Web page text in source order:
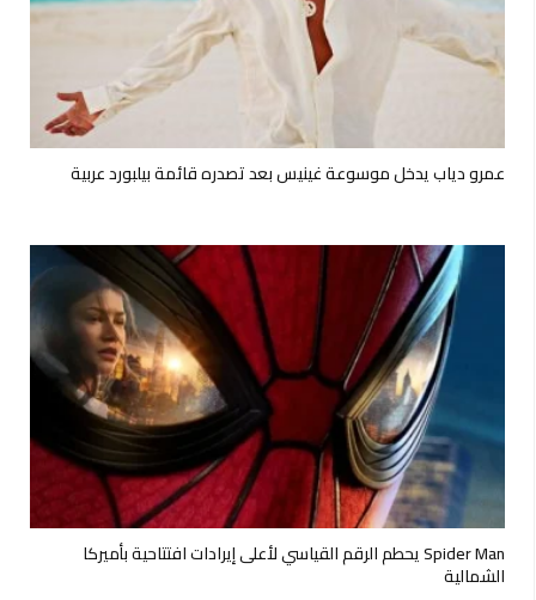
عمرو دياب يدخل موسوعة غينيس بعد تصدره قائمة بيلبورد عربية
Spider Man يحطم الرقم القياسي لأعلى إيرادات افتتاحية بأميركا
الشمالية